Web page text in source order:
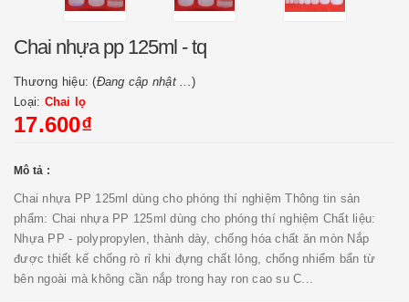
Chai nhựa pp 125ml - tq
Thương hiệu: (Đang cập nhật ...)
Loại: Chai lọ
17.600₫
Mô tả :
Chai nhựa PP 125ml dùng cho phóng thí nghiệm Thông tin sản
phẩm: Chai nhựa PP 125ml dùng cho phóng thí nghiệm Chất liệu:
Nhựa PP - polypropylen, thành dày, chống hóa chất ăn mòn Nắp
được thiết kế chống rò rỉ khi đựng chất lỏng, chống nhiểm bẩn từ
bên ngoài mà không cần nắp trong hay ron cao su C...